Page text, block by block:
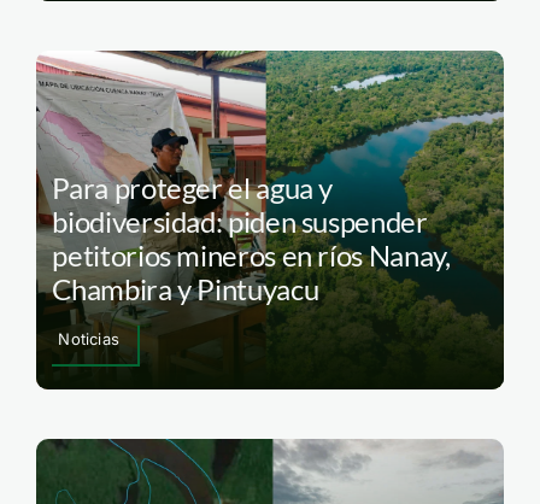
Para proteger el agua y
biodiversidad: piden suspender
petitorios mineros en ríos Nanay,
Chambira y Pintuyacu
Noticias